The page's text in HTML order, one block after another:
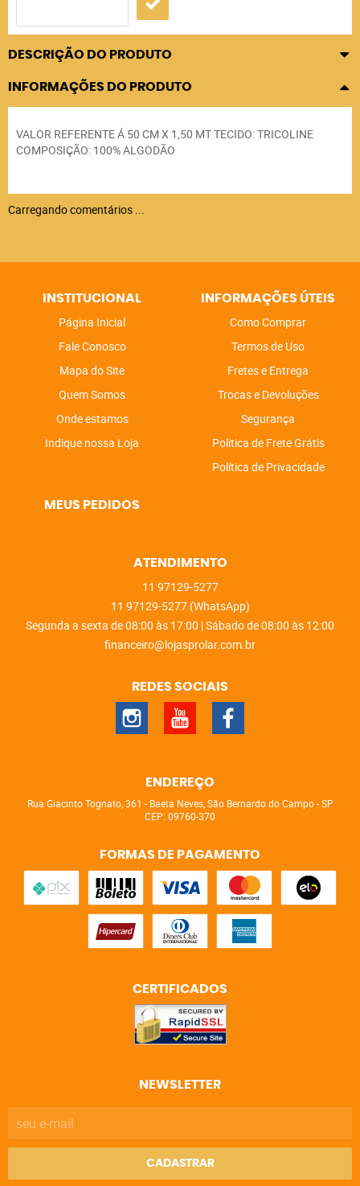
DESCRIÇÃO DO PRODUTO
INFORMAÇÕES DO PRODUTO
VALOR REFERENTE Á 50 CM X 1,50 MT TECIDO: TRICOLINE
COMPOSIÇÃO: 100% ALGODÃO
Carregando comentários ...
INSTITUCIONAL
Página Inicial
Fale Conosco
Mapa do Site
Quem Somos
Onde estamos
Indique nossa Loja
INFORMAÇÕES ÚTEIS
Como Comprar
Termos de Uso
Fretes e Entrega
Trocas e Devoluções
Segurança
Politica de Frete Grátis
Política de Privacidade
MEUS PEDIDOS
ATENDIMENTO
11 97129-5277
11 97129-5277 (WhatsApp)
Segunda a sexta de 08:00 às 17:00 | Sábado de 08:00 às 12:00
financeiro@lojasprolar.com.br
REDES SOCIAIS
ENDEREÇO
Rua Giacinto Tognato, 361 - Baeta Neves, São Bernardo do Campo-SP
CEP: 09760-370
FORMAS DE PAGAMENTO
CERTIFICADOS
NEWSLETTER
CADASTRAR